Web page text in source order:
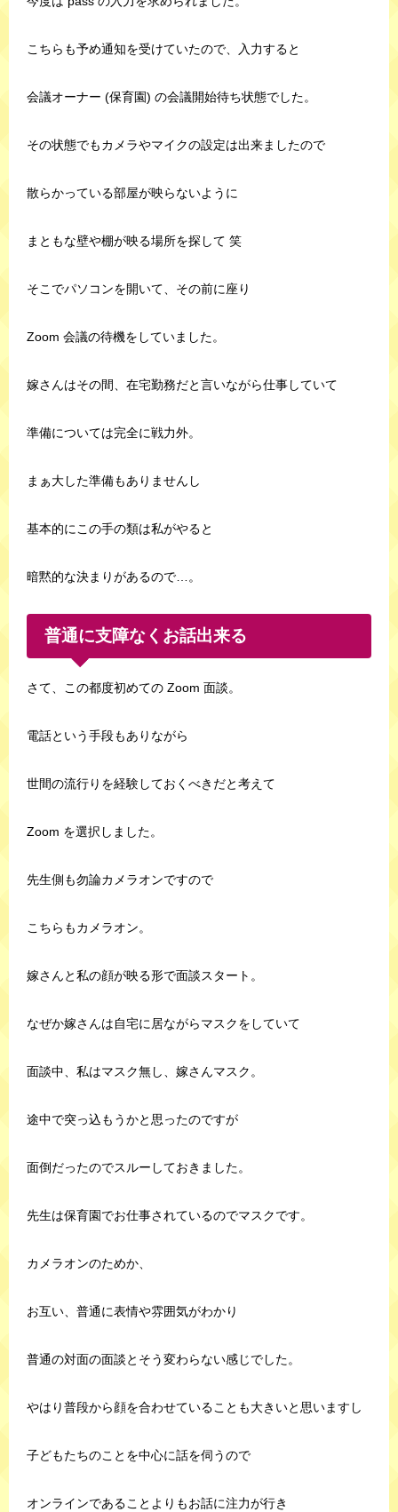
こちらも予め通知を受けていたので、入力すると
会議オーナー (保育園) の会議開始待ち状態でした。
その状態でもカメラやマイクの設定は出来ましたので
散らかっている部屋が映らないように
まともな壁や棚が映る場所を探して 笑
そこでパソコンを開いて、その前に座り
Zoom 会議の待機をしていました。
嫁さんはその間、在宅勤務だと言いながら仕事していて
準備については完全に戦力外。
まぁ大した準備もありませんし
基本的にこの手の類は私がやると
暗黙的な決まりがあるので…。
普通に支障なくお話出来る
さて、この都度初めての Zoom 面談。
電話という手段もありながら
世間の流行りを経験しておくべきだと考えて
Zoom を選択しました。
先生側も勿論カメラオンですので
こちらもカメラオン。
嫁さんと私の顔が映る形で面談スタート。
なぜか嫁さんは自宅に居ながらマスクをしていて
面談中、私はマスク無し、嫁さんマスク。
途中で突っ込もうかと思ったのですが
面倒だったのでスルーしておきました。
先生は保育園でお仕事されているのでマスクです。
カメラオンのためか、
お互い、普通に表情や雰囲気がわかり
普通の対面の面談とそう変わらない感じでした。
やはり普段から顔を合わせていることも大きいと思いますし
子どもたちのことを中心に話を伺うので
オンラインであることよりもお話に注力が行き